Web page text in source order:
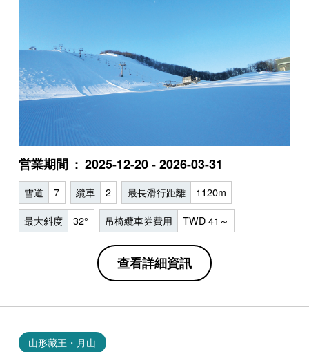
営業期間 2025-12-20 - 2026-03-31
雪道 7 纜車 2 最長滑行距離 1120m
最大斜度 32° 吊椅纜車券費用 TWD 41～
查看詳細資訊
山形藏王・月山